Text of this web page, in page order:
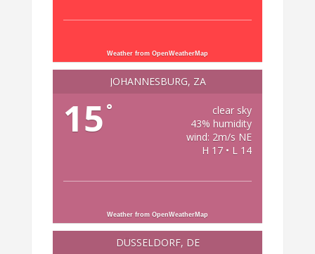
Weather from OpenWeatherMap
JOHANNESBURG, ZA
15 °
clear sky
43% humidity
wind: 2m/s NE
H 17 • L 14
Weather from OpenWeatherMap
DÜSSELDORF, DE